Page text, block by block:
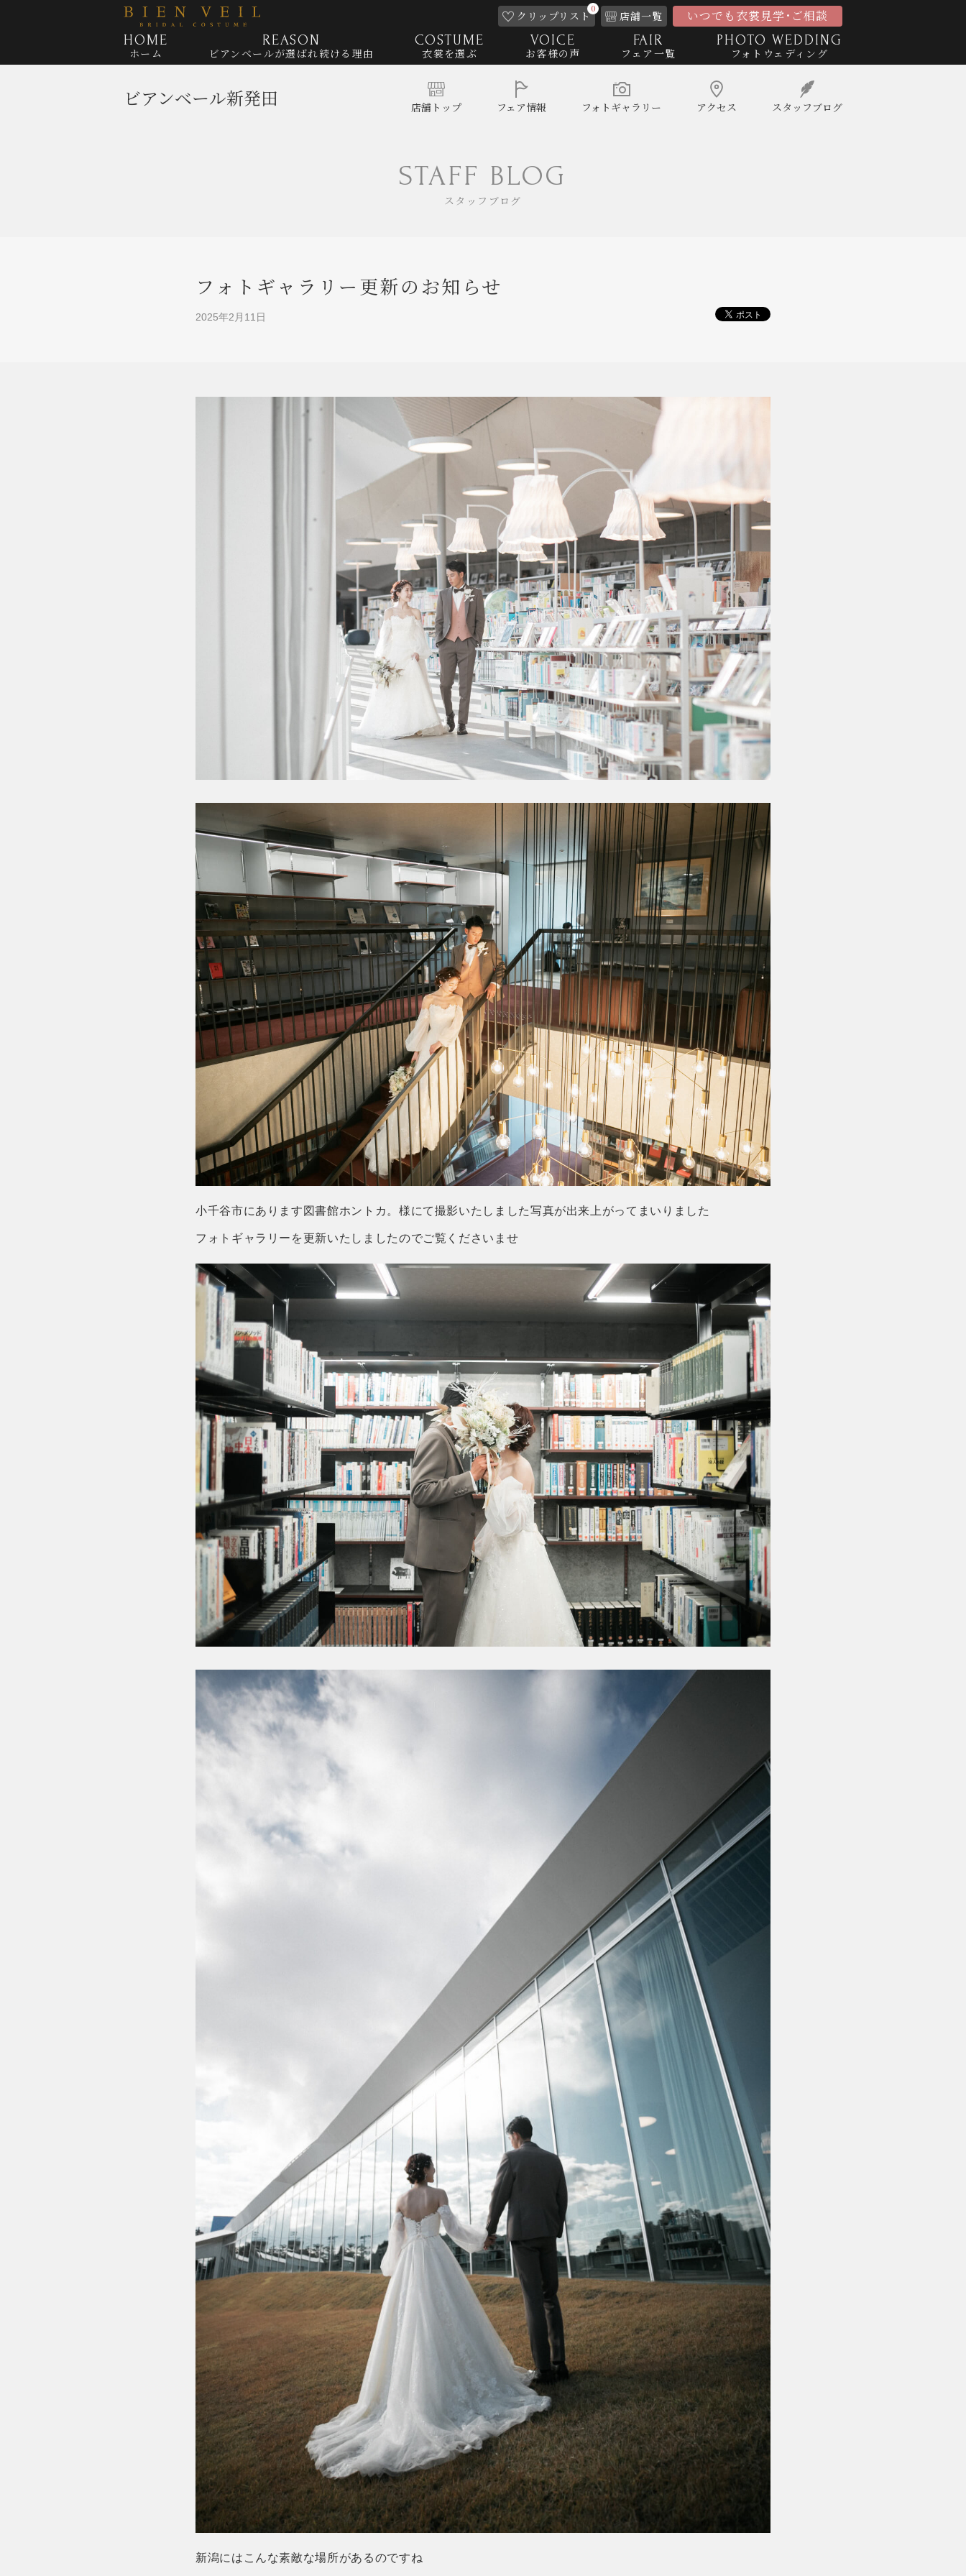
クリップリスト
0
店舗一覧 いつでも衣裳見学･ご相談
HOME
ホーム
REASON
ビアンベールが選ばれ続ける理由
COSTUME
衣裳を選ぶ
VOICE
お客様の声
FAIR
フェア一覧
PHOTO WEDDING
フォトウェディング
ビアンベール新発田 店舗 トップ フェア情報 フォト ギャラリー アクセス スタッフ ブログ
STAFF BLOG
スタッフブログ
フォトギャラリー更新のお知らせ
2025年2月11日
小千谷市にあります図書館ホントカ。様にて撮影いたしました写真が出来上がってまいりました
フォトギャラリーを更新いたしましたのでご覧くださいませ
新潟にはこんな素敵な場所があるのですね